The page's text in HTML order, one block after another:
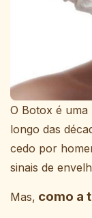
O Botox é
longo das
cedo por
sinais de
Mas, como a